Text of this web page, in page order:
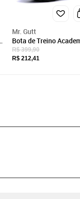
Mr. Gutt
Bota de Treino
Mr. Gutt Fitness Branco
com Preto
R$ 399,90
R$ 212,41